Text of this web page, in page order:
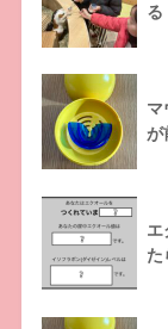
る
が
エ